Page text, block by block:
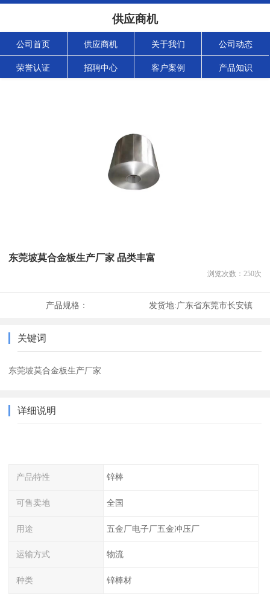
供应商机
公司首页 供应商机 关于我们 公司动态
荣誉认证 招聘中心 客户案例 产品知识
东莞坡莫合金板生产厂家 品类丰富
浏览次数： 250次
产品规格： 发货地:广东省东莞市长安镇
关键词
东莞坡莫合金板生产厂家
详细说明
产品特性 锌棒
可售卖地 全国
用途 五金厂电子厂五金冲压厂
运输方式 物流
种类 锌棒材